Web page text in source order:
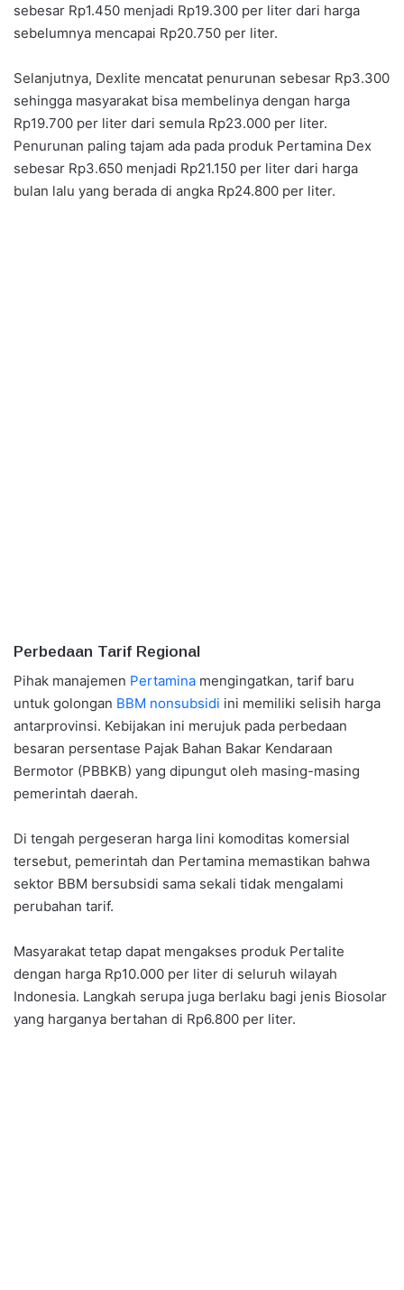
sebesar Rp1.450 menjadi Rp19.300 per liter dari harga
sebelumnya mencapai Rp20.750 per liter.
Selanjutnya, Dexlite mencatat penurunan sebesar Rp3.300
sehingga masyarakat bisa membelinya dengan harga
Rp19.700 per liter dari semula Rp23.000 per liter.
Penurunan paling tajam ada pada produk Pertamina Dex
sebesar Rp3.650 menjadi Rp21.150 per liter dari harga
bulan lalu yang berada di angka Rp24.800 per liter.
Perbedaan Tarif Regional
Pihak manajemen Pertamina mengingatkan, tarif baru
untuk golongan BBM nonsubsidi ini memiliki selisih harga
antarprovinsi. Kebijakan ini merujuk pada perbedaan
besaran persentase Pajak Bahan Bakar Kendaraan
Bermotor (PBBKB) yang dipungut oleh masing-masing
pemerintah daerah.
Di tengah pergeseran harga lini komoditas komersial
tersebut, pemerintah dan Pertamina memastikan bahwa
sektor BBM bersubsidi sama sekali tidak mengalami
perubahan tarif.
Masyarakat tetap dapat mengakses produk Pertalite
dengan harga Rp10.000 per liter di seluruh wilayah
Indonesia. Langkah serupa juga berlaku bagi jenis Biosolar
yang harganya bertahan di Rp6.800 per liter.